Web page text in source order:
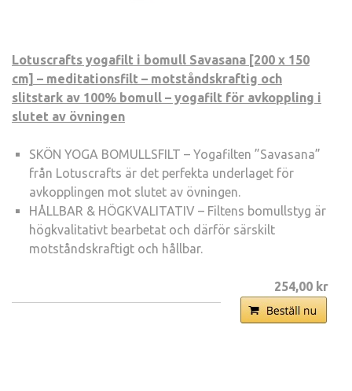
Lotuscrafts yogafilt i bomull Savasana [200 x 150
cm] – meditationsfilt – motståndskraftig och
slitstark av 100% bomull – yogafilt för avkoppling i
slutet av övningen
SKÖN YOGA BOMULLSFILT – Yogafilten ”Savasana”
från Lotuscrafts är det perfekta underlaget för
avkopplingen mot slutet av övningen.
HÅLLBAR & HÖGKVALITATIV – Filtens bomullstyg är
högkvalitativt bearbetat och därför särskilt
motståndskraftigt och hållbar.
254,00 kr